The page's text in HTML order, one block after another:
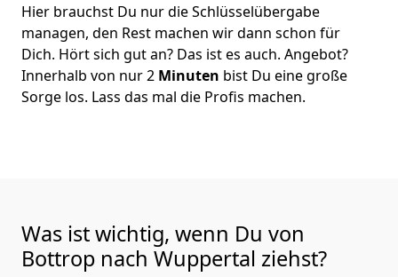
Hier brauchst Du nur die Schlüsselübergabe
managen, den Rest machen wir dann schon für
Dich. Hört sich gut an? Das ist es auch. Angebot?
Innerhalb von nur 2 Minuten bist Du eine große
Sorge los. Lass das mal die Profis machen.
Was ist wichtig, wenn Du von
Bottrop nach Wuppertal ziehst?